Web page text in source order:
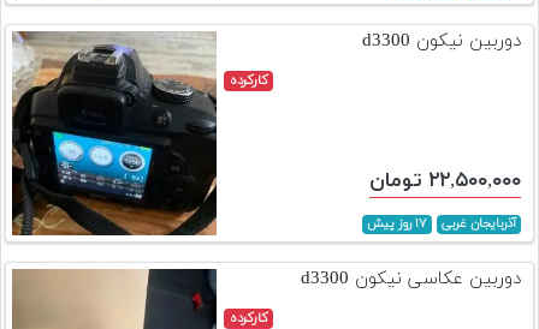
دوربین نیکون d3300
کارکرده
۲۲,۵۰۰,۰۰۰ تومان
آذربایجان غربی ۱۷ روز پیش
دوربین عکاسی نیکون d3300
کارکرده